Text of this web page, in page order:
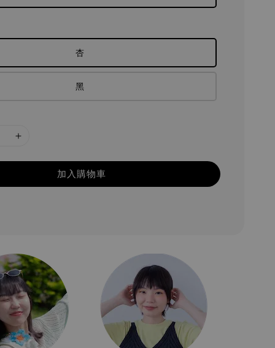
杏
黑
加入購物車